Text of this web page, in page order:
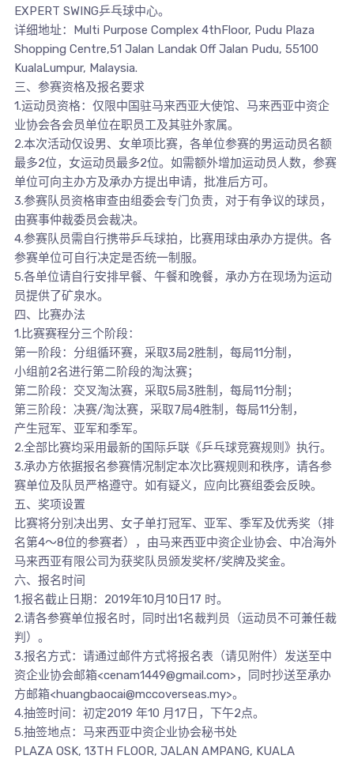
EXPERT SWING乒乓球中心。
详细地址：Multi Purpose Complex 4thFloor, Pudu Plaza
Shopping Centre,51 Jalan Landak Off Jalan Pudu, 55100
KualaLumpur, Malaysia.
三、参赛资格及报名要求
1.运动员资格：仅限中国驻马来西亚大使馆、马来西亚中资企
业协会各会员单位在职员工及其驻外家属。
2.本次活动仅设男、女单项比赛，各单位参赛的男运动员名额
最多2位，女运动员最多2位。如需额外增加运动员人数，参赛
单位可向主办方及承办方提出申请，批准后方可。
3.参赛队员资格审查由组委会专门负责，对于有争议的球员，
由赛事仲裁委员会裁决。
4.参赛队员需自行携带乒乓球拍，比赛用球由承办方提供。各
参赛单位可自行决定是否统一制服。
5.各单位请自行安排早餐、午餐和晚餐，承办方在现场为运动
员提供了矿泉水。
四、比赛办法
1.比赛赛程分三个阶段：
第一阶段：分组循环赛，采取3局2胜制，每局11分制，
小组前2名进行第二阶段的淘汰赛；
第二阶段：交叉淘汰赛，采取5局3胜制，每局11分制；
第三阶段：决赛/淘汰赛，采取7局4胜制，每局11分制，
产生冠军、亚军和季军。
2.全部比赛均采用最新的国际乒联《乒乓球竞赛规则》执行。
3.承办方依据报名参赛情况制定本次比赛规则和秩序，请各参
赛单位及队员严格遵守。如有疑义，应向比赛组委会反映。
五、奖项设置
比赛将分别决出男、女子单打冠军、亚军、季军及优秀奖（排
名第4～8位的参赛者），由马来西亚中资企业协会、中冶海外
马来西亚有限公司为获奖队员颁发奖杯/奖牌及奖金。
六、报名时间
1.报名截止日期：2019年10月10日17 时。
2.请各参赛单位报名时，同时出1名裁判员（运动员不可兼任裁
判）。
3.报名方式：请通过邮件方式将报名表（请见附件）发送至中
资企业协会邮箱<cenam1449@gmail.com>，同时抄送至承办
方邮箱<huangbaocai@mccoverseas.my>。
4.抽签时间：初定2019 年10 月17日，下午2点。
5.抽签地点：马来西亚中资企业协会秘书处
PLAZA OSK, 13TH FLOOR, JALAN AMPANG, KUALA